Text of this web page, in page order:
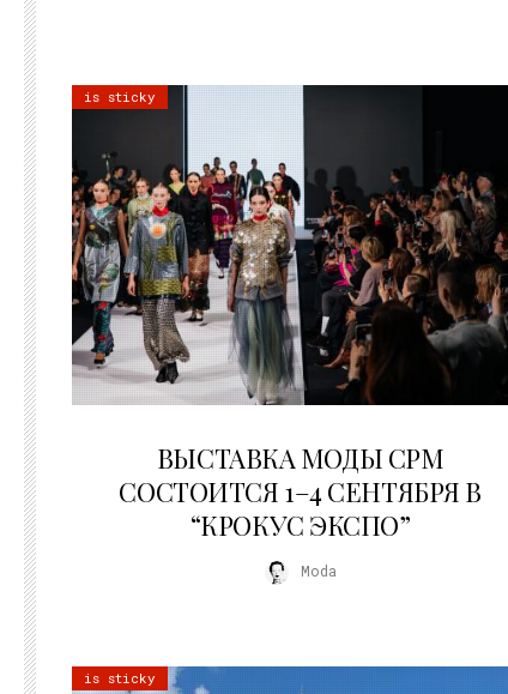
is sticky
ВЫСТАВКА МОДЫ CPM
СОСТОИТСЯ 1–4 СЕНТЯБРЯ В
“КРОКУС ЭКСПО”
Moda
is sticky